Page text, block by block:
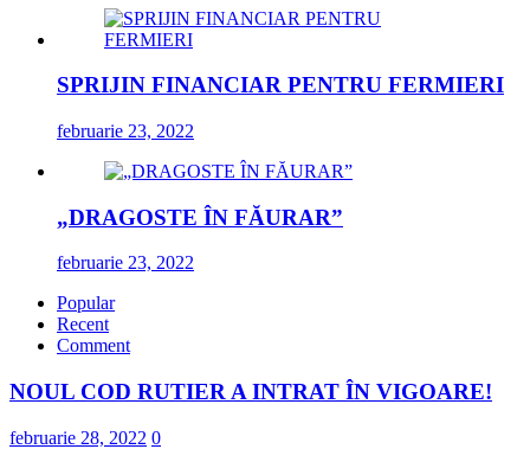
SPRIJIN FINANCIAR PENTRU FERMIERI
februarie 23, 2022
„DRAGOSTE ÎN FĂURAR”
februarie 23, 2022
Popular
Recent
Comment
NOUL COD RUTIER A INTRAT ÎN VIGOARE!
februarie 28, 2022 0